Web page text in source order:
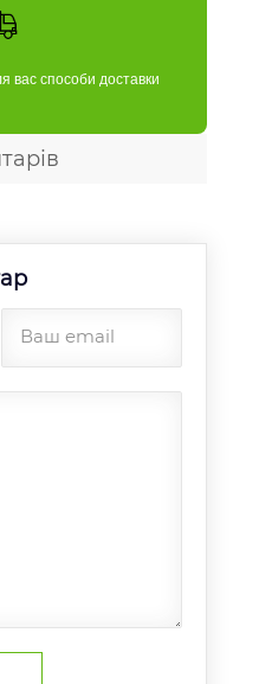
вас способи доставки
Ваш email